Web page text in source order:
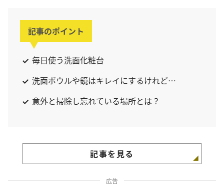
記事のポイント
毎日使う洗面化粧台
洗面ボウルや鏡はキレイにするけれど…
意外と掃除し忘れている場所とは？
記事を見る
広告